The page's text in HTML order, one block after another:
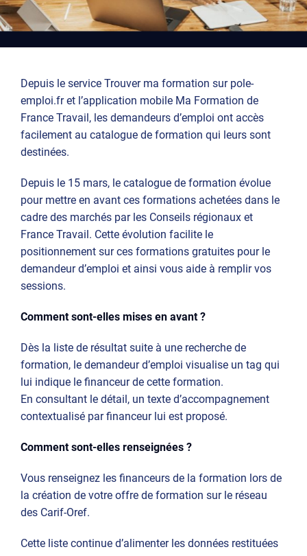
Depuis le service Trouver ma formation sur pole-
emploi.fr et l’application mobile Ma Formation de
France Travail, les demandeurs d’emploi ont accès
facilement au catalogue de formation qui leurs sont
destinées.
Depuis le 15 mars, le catalogue de formation évolue
pour mettre en avant ces formations achetées dans le
cadre des marchés par les Conseils régionaux et
France Travail. Cette évolution facilite le
positionnement sur ces formations gratuites pour le
demandeur d’emploi et ainsi vous aide à remplir vos
sessions.
Comment sont-elles mises en avant ?
Dès la liste de résultat suite à une recherche de
formation, le demandeur d’emploi visualise un tag qui
lui indique le financeur de cette formation.
En consultant le détail, un texte d’accompagnement
contextualisé par financeur lui est proposé.
Comment sont-elles renseignées ?
Vous renseignez les financeurs de la formation lors de
la création de votre offre de formation sur le réseau
des Carif-Oref.
Cette liste continue d’alimenter les données restituées